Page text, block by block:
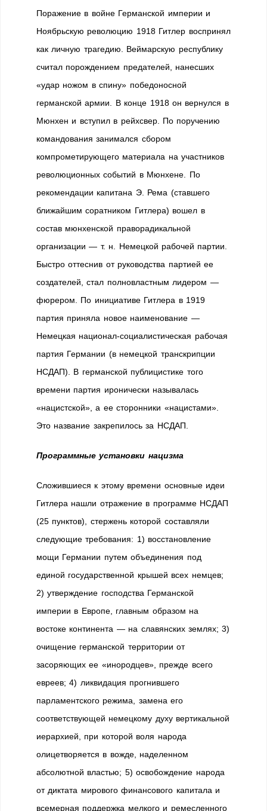
Поражение в войне Германской империи и
Ноябрьскую революцию 1918 Гитлер воспринял
как личную трагедию. Веймарскую республику
считал порождением предателей, нанесших
«удар ножом в спину» победоносной
германской армии. В конце 1918 он вернулся в
Мюнхен и вступил в рейхсвер. По поручению
командования занимался сбором
компрометирующего материала на участников
революционных событий в Мюнхене. По
рекомендации капитана Э. Рема (ставшего
ближайшим соратником Гитлера) вошел в
состав мюнхенской праворадикальной
организации — т. н. Немецкой рабочей партии.
Быстро оттеснив от руководства партией ее
создателей, стал полновластным лидером —
фюрером. По инициативе Гитлера в 1919
партия приняла новое наименование —
Немецкая национал-социалистическая рабочая
партия Германии (в немецкой транскрипции
НСДАП). В германской публицистике того
времени партия иронически называлась
«нацистской», а ее сторонники «нацистами».
Это название закрепилось за НСДАП.
Программные установки нацизма
Сложившиеся к этому времени основные идеи
Гитлера нашли отражение в программе НСДАП
(25 пунктов), стержень которой составляли
следующие требования: 1) восстановление
мощи Германии путем объединения под
единой государственной крышей всех немцев;
2) утверждение господства Германской
империи в Европе, главным образом на
востоке континента — на славянских землях; 3)
очищение германской территории от
засоряющих ее «инородцев», прежде всего
евреев; 4) ликвидация прогнившего
парламентского режима, замена его
соответствующей немецкому духу вертикальной
иерархией, при которой воля народа
олицетворяется в вожде, наделенном
абсолютной властью; 5) освобождение народа
от диктата мирового финансового капитала и
всемерная поддержка мелкого и ремесленного